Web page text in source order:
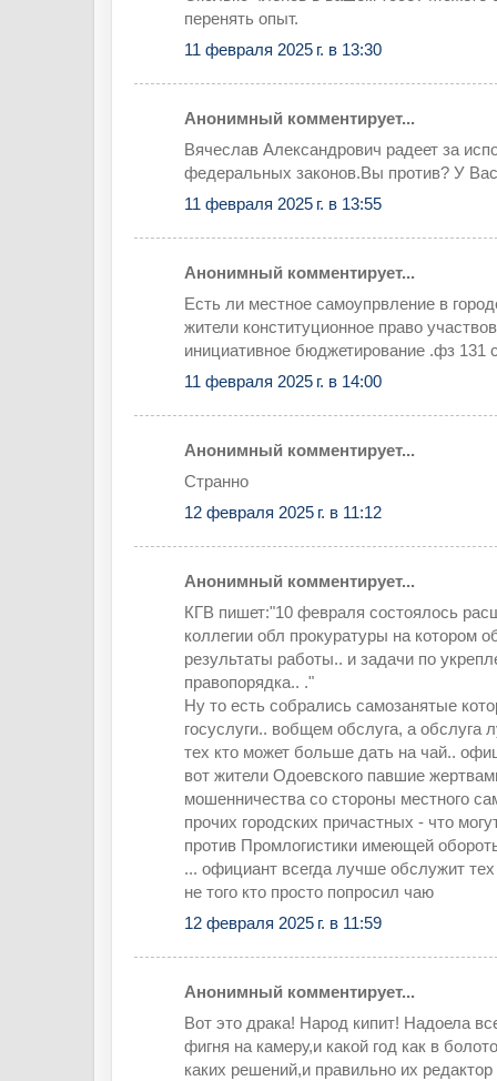
перенять опыт.
11 февраля 2025 г. в 13:30
Анонимный комментирует...
Вячеслав Александрович радеет за
федеральных законов.Вы против? У
11 февраля 2025 г. в 13:55
Анонимный комментирует...
Есть ли местное самоупрвление в
жители конституционное право
инициативное бюджетирование .фз 131
11 февраля 2025 г. в 14:00
Анонимный комментирует...
Странно
12 февраля 2025 г. в 11:12
Анонимный комментирует...
КГВ пишет:"10 февраля состоялось
коллегии обл прокуратуры на котором
результаты работы.. и задачи по
правопорядка.. ."
Ну то есть собрались самозанятые
госуслуги.. вобщем обслуга, а обслуга
тех кто может больше дать на чай..
вот жители Одоевского павшие
мошенничества со стороны местного
прочих городских причастных - что
против Промлогистики имеющей
... официант всегда лучше обслужит тех
не того кто просто попросил чаю
12 февраля 2025 г. в 11:59
Анонимный комментирует...
Вот это драка! Народ кипит! Надоела
фигня на камеру,и какой год как в
каких решений,и правильно их